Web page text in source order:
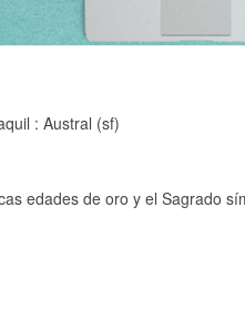
: Austral (sf)
edades de oro y el Sagrado